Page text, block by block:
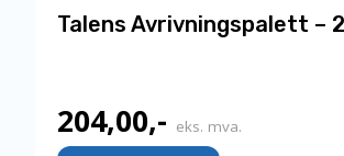
Talens Avrivningspalett –
204,00,- eks. mva.